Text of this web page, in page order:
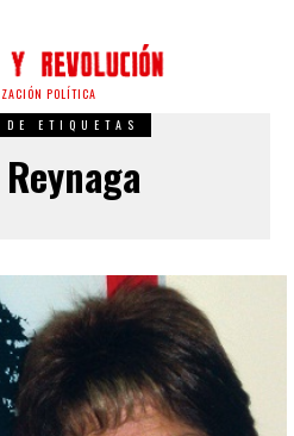
POLÍTICA
ETIQUETAS